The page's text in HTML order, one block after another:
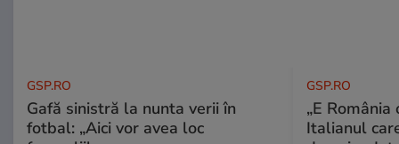
GSP.RO
Gafă sinistră la nunta verii în
fotbal: „Aici vor avea loc
GSP.RO
„E
Italianul